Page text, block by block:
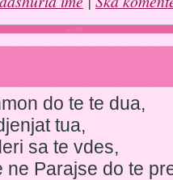
do te te dua,
tua,
sa te vdes,
ne Parajse do te